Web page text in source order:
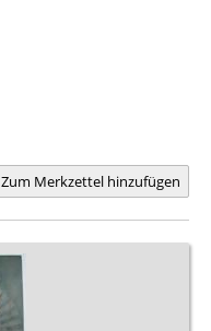
Zum Merkzettel hinzufügen